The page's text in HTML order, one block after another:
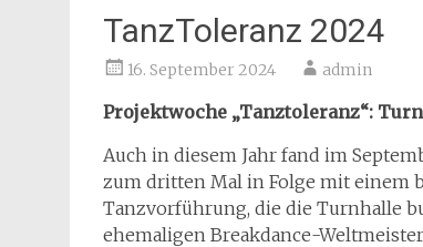
TanzToleranz 2024
16. September 2024 admin
Projektwoche „Tanztoleranz“:
Auch in diesem Jahr fand im
zum dritten Mal in Folge mit einem
Tanzvorführung, die die Turnhalle
ehemaligen Breakdance-